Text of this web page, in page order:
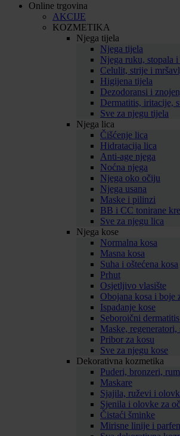
Online trgovina
AKCIJE
KOZMETIKA
Njega tijela
Njega tijela
Njega ruku, stopala
Celulit, strije i
Higijena tijela
Dezodoransi i
Dermatitis, iritacije,
Sve za njegu tijela
Njega lica
Čišćenje lica
Hidratacija lica
Anti-age njega
Noćna njega
Njega oko očiju
Njega usana
Maske i pilinzi
BB i CC tonirane
Sve za njegu lica
Njega kose
Normalna kosa
Masna kosa
Suha i oštećena kosa
Prhut
Osjetljivo vlasište
Obojana kosa i boje
Ispadanje kose
Seboroični
Maske,
Pribor za kosu
Sve za njegu kose
Dekorativna kozmetika
Puderi, bronzeri,
Maskare
Sjajila, ruževi i
Sjenila i olovke za
Čistaći šminke
Mirisne linije i